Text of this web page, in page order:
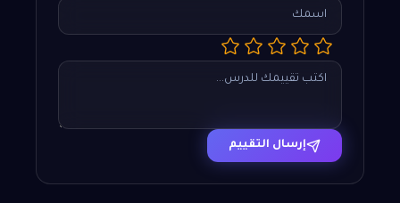
إرسال التقييم